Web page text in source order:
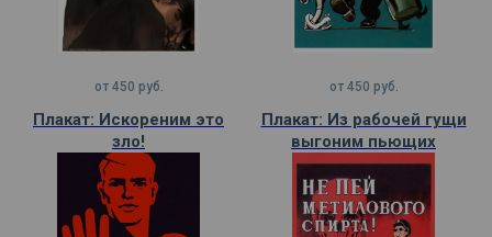
от 450 руб.
Плакат: Искореним это
зло!
от 450 руб.
Плакат: Из рабочей гущи
выгоним пьющих